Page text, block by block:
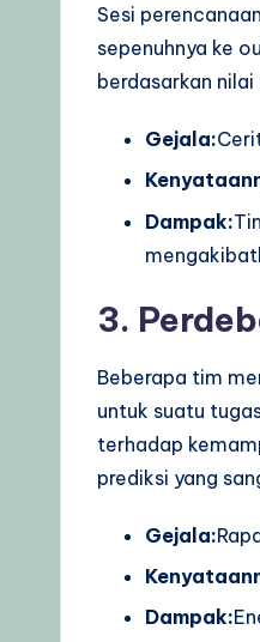
Sesi
sepenuhnya ke
berdasarkan
Gejala:
Dampak:
3.
Beberapa tim
untuk suatu
terhadap
prediksi yang
Gejala:
Dampak: